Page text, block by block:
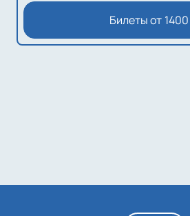
Билеты от 1400